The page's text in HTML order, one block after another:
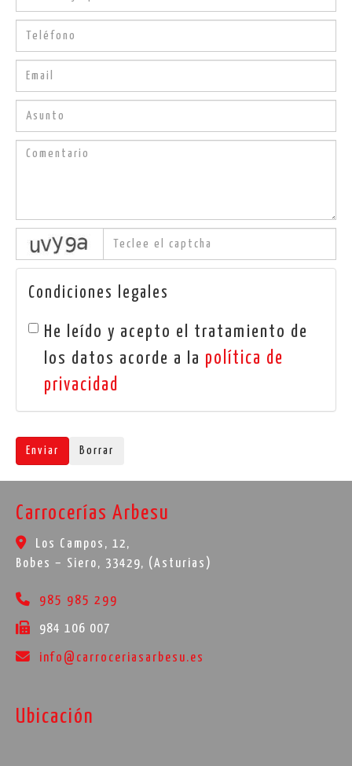
captcha
Condiciones legales
He leído y acepto el tratamiento de
los datos acorde a la política de
privacidad
Enviar Borrar
Carrocerías Arbesu
Los Campos, 12,
Bobes – Siero, 33429, (Asturias)
985 985 299
984 106 007
info carroceriasarbesu.es
Ubicación